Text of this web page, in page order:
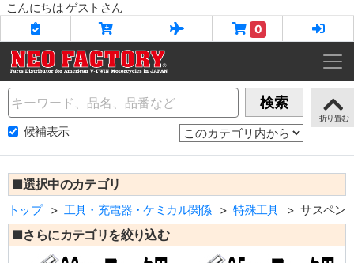
こんにちは ゲストさん
0
Name 検索
候補表示
■選択中のカテゴリ
トップ 工具・充電器・ケミカル関係 特殊工具 サスペン
■さらにカテゴリを絞り込む